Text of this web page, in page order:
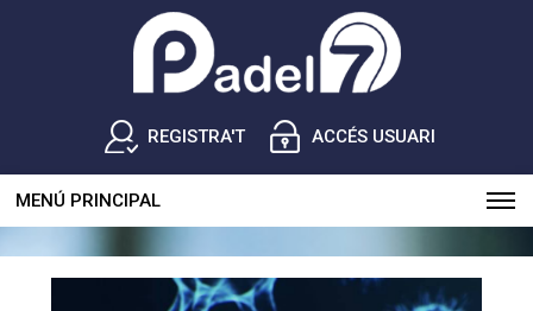
REGISTRA'T ACCÉS USUARI
MENÚ PRINCIPAL